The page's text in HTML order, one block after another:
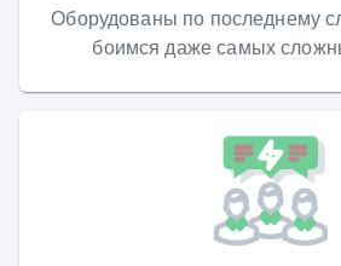
Оборудованы по последнему
боимся даже самых